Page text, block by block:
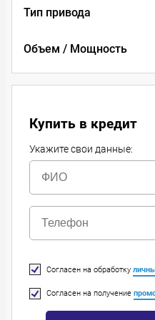
Тип привода
Объем / Мощность
Купить в кредит
Укажите свои данные:
Согласен на обработку
Согласен на получение